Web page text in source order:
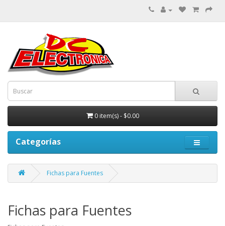
0 item(s) - $0.00
Categorías
Fichas para Fuentes
Fichas para Fuentes